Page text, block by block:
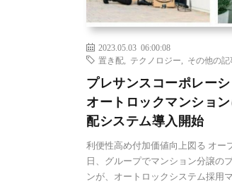
2023.05.03 06:00:08
置き配
テクノロジー その他の記
プレサンスコーポレー
オートロックマンショ
配システム導入開始
利便性高め付加価値向上図る オー
日、グループでマンション分譲の
ンが、オートロックシステム採用